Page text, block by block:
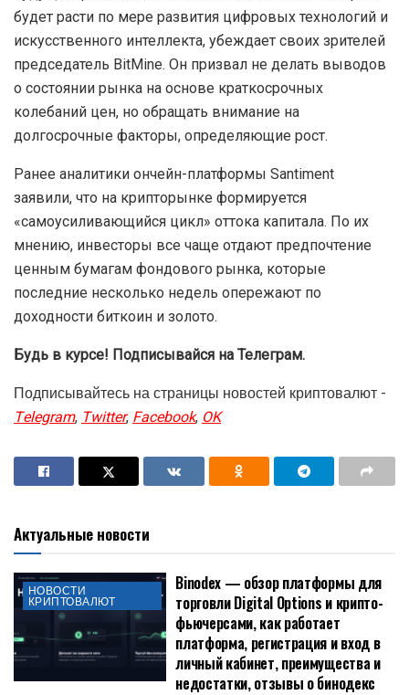
будет расти по мере развития цифровых технологий и
искусственного интеллекта, убеждает своих зрителей
председатель BitMine. Он призвал не делать выводов
о состоянии рынка на основе краткосрочных
колебаний цен, но обращать внимание на
долгосрочные факторы, определяющие рост.
Ранее аналитики ончейн-платформы Santiment
заявили, что на крипторынке формируется
«самоусиливающийся цикл» оттока капитала. По их
мнению, инвесторы все чаще отдают предпочтение
ценным бумагам фондового рынка, которые
последние несколько недель опережают по
доходности биткоин и золото.
Будь в курсе! Подписывайся на Телеграм.
Подписывайтесь на страницы новостей криптовалют -
Telegram,Twitter,Facebook,OK
Актуальные новости
НОВОСТИ
КРИПТОВАЛЮТ
Binodex — обзор платформы для
торговли Digital Options и крипто-
фьючерсами, как работает
платформа, регистрация и вход в
личный кабинет, преимущества и
недостатки, отзывы о бинодекс